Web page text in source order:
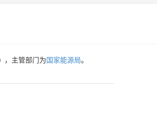
，主管部门为国家能源局。